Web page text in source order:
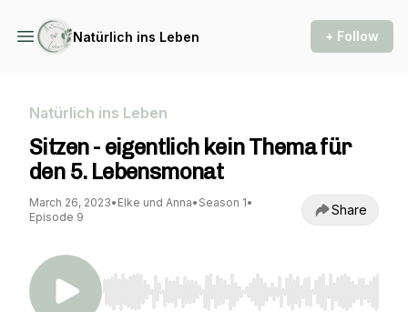
Natürlich ins Leben + Follow
Natürlich ins Leben
Sitzen - eigentlich kein Thema für
den 5. Lebensmonat
March 26, 2023• Elke und Anna• Season 1•
Episode 9
Share
Use Left/Right to seek, Home/End to jump to